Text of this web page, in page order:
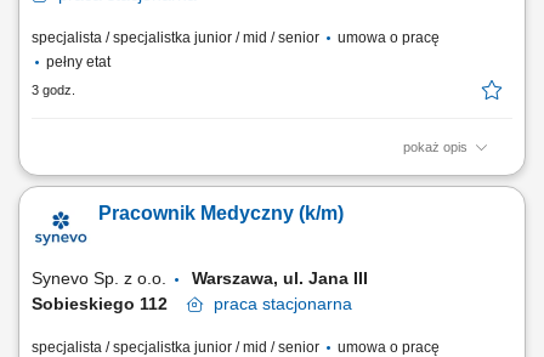
specjalista / specjalistka junior / mid / senior
umowa o pracę
pełny etat
3 godz.
pokaż opis
Opis stanowiska: Obsługa Pacjentów w Punkcie Pobrań; Wykonywanie
Prowadzenie dokumentacji medycznej zgodnie ze standardami Punktu
Pobrań; Obsługa kasy fiskalnej i systemu komputerowego do obsługi
Pracownik Medyczny (k/m)
Synevo Sp. z o.o.
Warszawa, ul. Jana III
Sobieskiego 112​
praca stacjonarna
specjalista / specjalistka junior / mid / senior
umowa o pracę